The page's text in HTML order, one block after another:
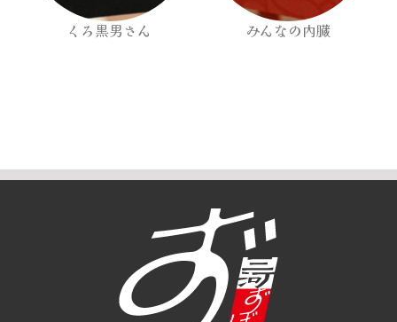
くろ黒男さん みんなの内臓